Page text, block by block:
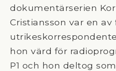
dokumentärserien
Cristiansson var en
hon värd för
P1 och hon deltog